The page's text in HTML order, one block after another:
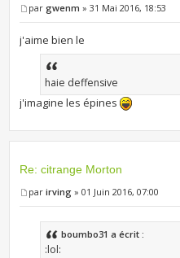
pargwenm » 31 Mai 2016, 18:53
j'aime bien le
haie deffensive
j'imagine les épines
Re: citrange Morton
parirving » 01 Juin 2016, 07:00
boumbo31 a écrit :
:lol: